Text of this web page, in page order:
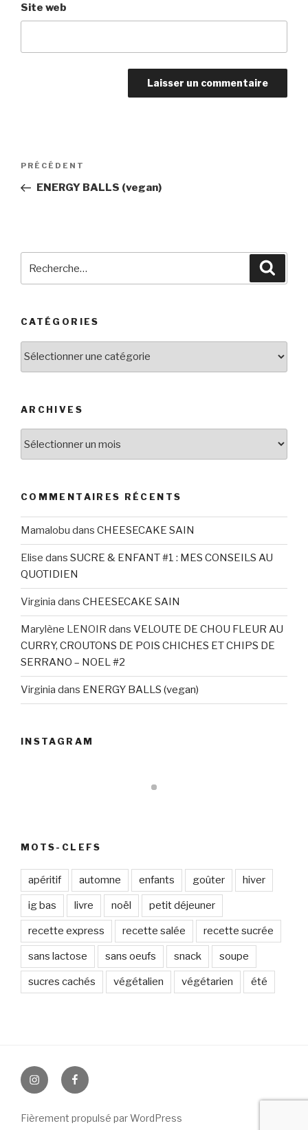
Site web
Navigation
l’article
Article
précédent
PRÉCÉDENT
ENERGY BALLS (vegan)
CATÉGORIES
Catégories
ARCHIVES
COMMENTAIRES RÉCENTS
Mamalobu dans CHEESECAKE SAIN
Elise dans SUCRE & ENFANT #1 : MES CONSEILS AU
QUOTIDIEN
Virginia dans CHEESECAKE SAIN
Marylène LENOIR dans VELOUTE DE CHOU FLEUR AU
CURRY, CROUTONS DE POIS CHICHES ET CHIPS DE
SERRANO – NOEL #2
Virginia dans ENERGY BALLS (vegan)
INSTAGRAM
MOTS-CLEFS
apéritif automne enfants goûter hiver
ig bas livre noël petit déjeuner
recette express recette salée recette sucrée
sans lactose sans oeufs snack soupe
sucres cachés végétalien végétarien été
InstagramFacebook
Fièrement propulsé par WordPress